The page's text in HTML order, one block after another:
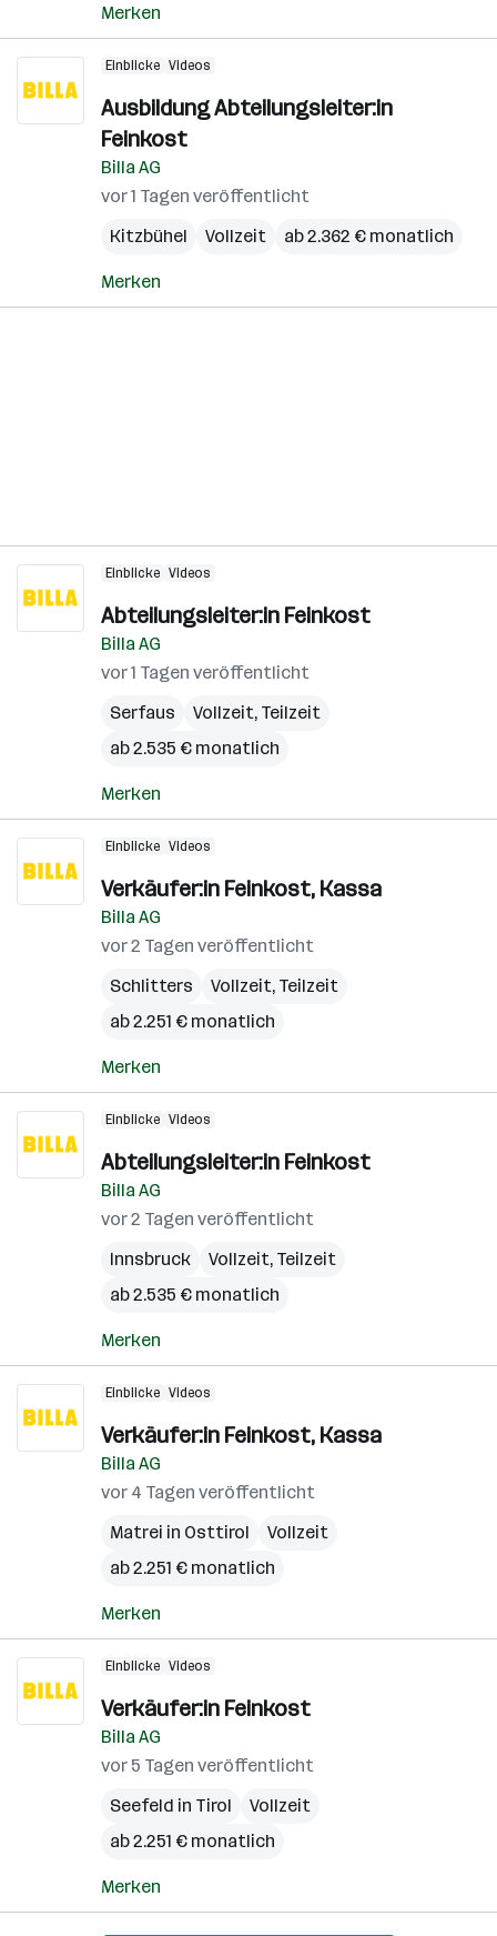
Merken
Einblicke Videos
Ausbildung Abteilungsleiter:in
Feinkost
Billa AG
vor 1 Tagen veröffentlicht
Kitzbühel
Vollzeit ab 2.362 € monatlich
Merken
Einblicke Videos
Abteilungsleiter:in Feinkost
Billa AG
vor 1 Tagen veröffentlicht
Serfaus
Vollzeit, Teilzeit
ab 2.535 € monatlich
Merken
Einblicke Videos
Verkäufer:in Feinkost, Kassa
Billa AG
vor 2 Tagen veröffentlicht
Schlitters
Vollzeit, Teilzeit
ab 2.251 € monatlich
Merken
Einblicke Videos
Abteilungsleiter:in Feinkost
Billa AG
vor 2 Tagen veröffentlicht
Innsbruck
Vollzeit, Teilzeit
ab 2.535 € monatlich
Merken
Einblicke Videos
Verkäufer:in Feinkost, Kassa
Billa AG
vor 4 Tagen veröffentlicht
Matrei in Osttirol
Vollzeit
ab 2.251 € monatlich
Merken
Einblicke Videos
Verkäufer:in Feinkost
Billa AG
vor 5 Tagen veröffentlicht
Seefeld in Tirol
Vollzeit
ab 2.251 € monatlich
Merken